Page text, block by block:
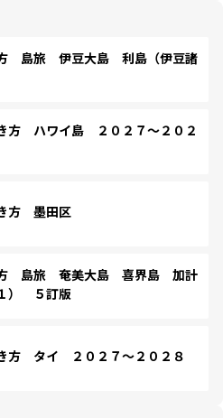
島旅 伊豆大島 利島（伊豆諸
方 ハワイ島 ２０２７～２０２
方 墨田区
島旅 奄美大島 喜界島 加計
） ５訂版
方 タイ ２０２７～２０２８